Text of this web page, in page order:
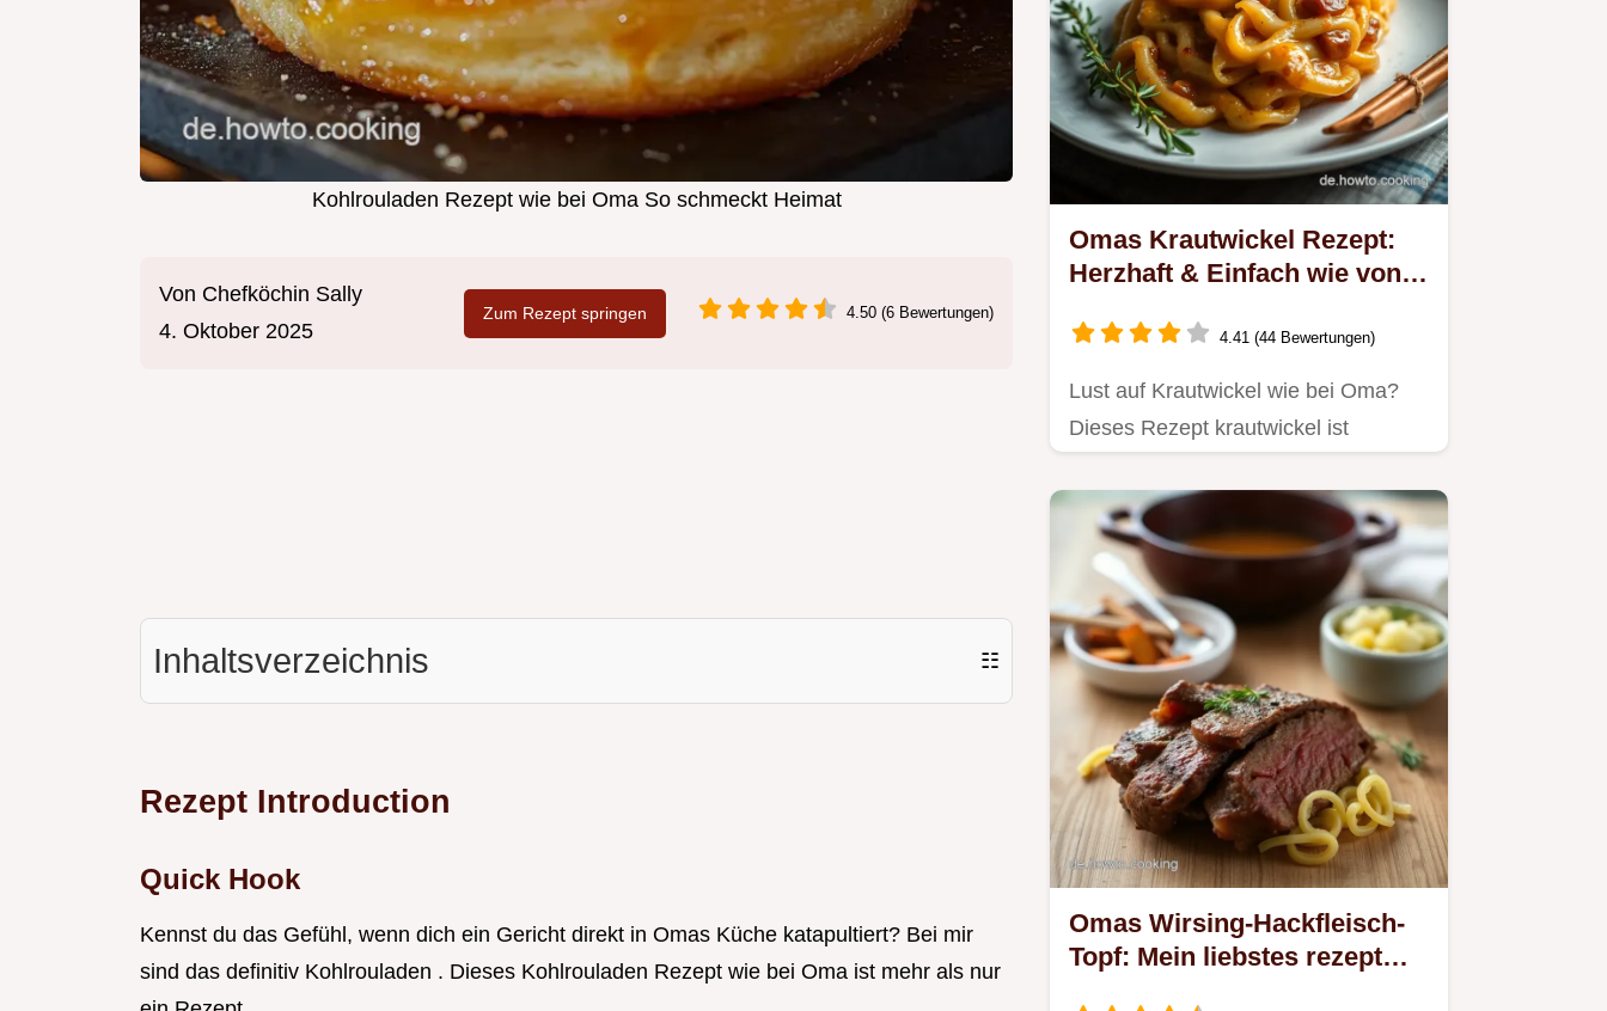
Kohlrouladen Rezept wie bei Oma So schmeckt Heimat
Von Chefköchin Sally
4. Oktober 2025
Zum Rezept springen 4.50 (6 Bewertungen)
Inhaltsverzeichnis ☷
Rezept Introduction
Quick Hook
Kennst du das Gefühl, wenn dich ein Gericht direkt in Omas Küche katapultiert? Bei mir
sind das definitiv Kohlrouladen . Dieses Kohlrouladen Rezept wie bei Oma ist mehr als nur
Omas Krautwickel Rezept:
Herzhaft & Einfach wie von
4.41 (44 Bewertungen)
Lust auf Krautwickel wie bei Oma?
Dieses Rezept krautwickel ist
Omas Wirsing-Hackfleisch-
Topf: Mein liebstes rezept